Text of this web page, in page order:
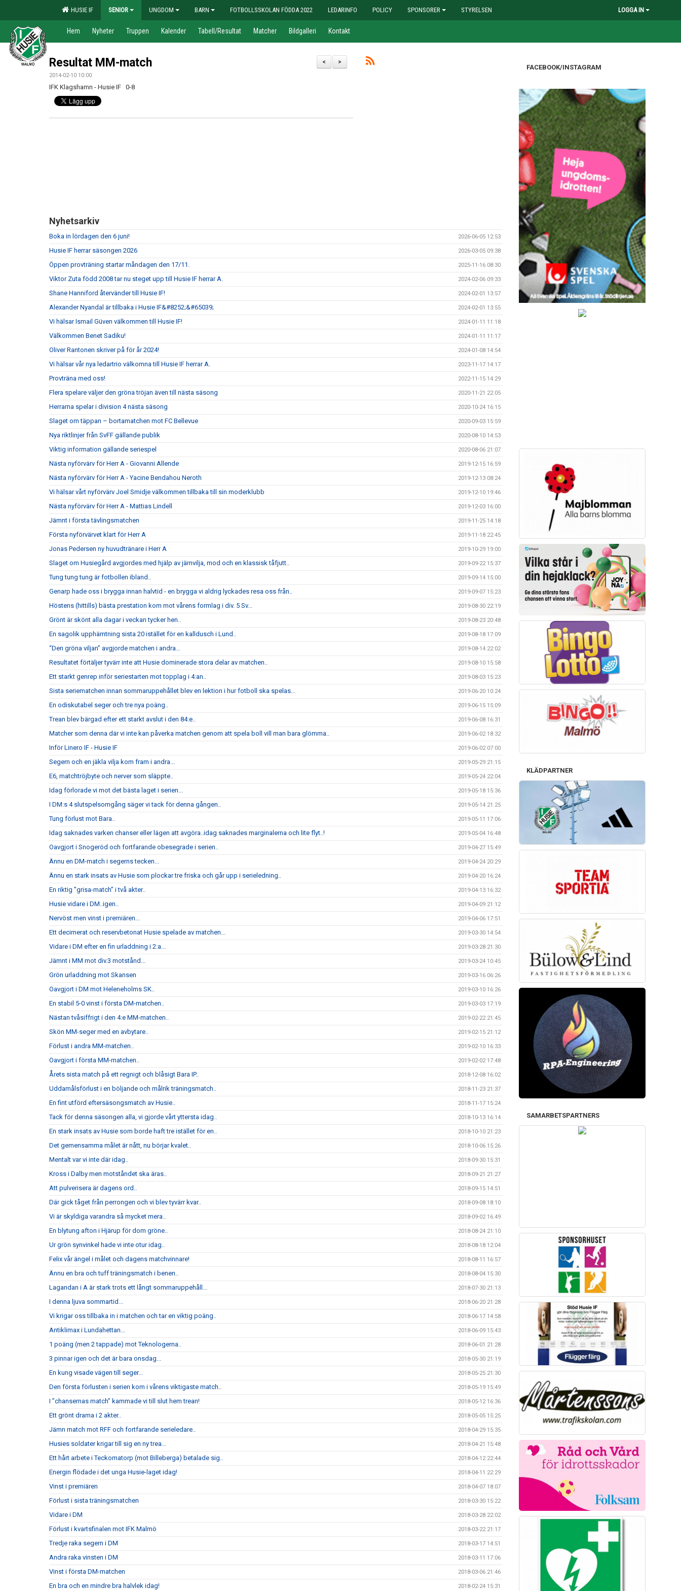
HUSIE IF SENIOR UNGDOM BARN FOTBOLLSSKOLAN FÖDDA 2022 LEDARINFO POLICY SPONSORER STYRELSEN LOGGA IN
Hem Nyheter Truppen Kalender Tabell/Resultat Matcher Bildgalleri Kontakt
>
<
Resultat MM-match
2014-02-10 10:00
IFK Klagshamn - Husie IF 0-8
Nyhetsarkiv
Boka in lördagen den 6 juni! 2026-06-05 12:53
Husie IF herrar säsongen 2026 2026-03-05 09:38
Öppen provträning startar måndagen den 17/11. 2025-11-16 08:30
Viktor Zuta född 2008 tar nu steget upp till Husie IF herrar A. 2024-02-06 09:33
Shane Hanniford återvänder till Husie IF! 2024-02-01 13:57
Alexander Nyandal är tillbaka i Husie IF&#8252;&#65039; 2024-02-01 13:55
Vi hälsar Ismail Güven välkommen till Husie IF! 2024-01-11 11:18
Välkommen Benet Sadiku! 2024-01-11 11:17
Oliver Rantonen skriver på för år 2024! 2024-01-08 14:54
Vi hälsar vår nya ledartrio välkomna till Husie IF herrar A. 2023-11-17 14:17
Provträna med oss! 2022-11-15 14:29
Flera spelare väljer den gröna tröjan även till nästa säsong 2020-11-21 22:05
Herrarna spelar i division 4 nästa säsong 2020-10-24 16:15
Slaget om täppan – bortamatchen mot FC Bellevue 2020-09-03 15:59
Nya riktlinjer från SvFF gällande publik 2020-08-10 14:53
Viktig information gällande seriespel 2020-08-06 21:07
Nästa nyförvärv för Herr A - Giovanni Allende 2019-12-15 16:59
Nästa nyförvärv för Herr A - Yacine Bendahou Neroth 2019-12-13 08:24
Vi hälsar vårt nyförvärv Joel Smidje välkommen tillbaka till sin moderklubb 2019-12-10 19:46
Nästa nyförvärv för Herr A - Mattias Lindell 2019-12-03 16:00
Jämnt i första tävlingsmatchen 2019-11-25 14:18
Första nyförvärvet klart för Herr A 2019-11-18 22:45
Jonas Pedersen ny huvudtränare i Herr A 2019-10-29 19:00
Slaget om Husiegård avgjordes med hjälp av järnvilja, mod och en klassisk tåfjutt.. 2019-09-22 15:37
Tung tung tung är fotbollen ibland.. 2019-09-14 15:00
Genarp hade oss i brygga innan halvtid - en brygga vi aldrig lyckades resa oss från.. 2019-09-07 15:23
Höstens (hittills) bästa prestation kom mot vårens formlag i div. 5 Sv... 2019-08-30 22:19
Grönt är skönt alla dagar i veckan tycker hen.. 2019-08-23 20:48
En sagolik upphämtning sista 20 istället för en kalldusch i Lund.. 2019-08-18 17:09
“Den gröna viljan” avgjorde matchen i andra... 2019-08-14 22:02
Resultatet förtäljer tyvärr inte att Husie dominerade stora delar av matchen.. 2019-08-10 15:58
Ett starkt genrep inför seriestarten mot topplag i 4:an.. 2019-08-03 15:23
Sista seriematchen innan sommaruppehållet blev en lektion i hur fotboll ska spelas... 2019-06-20 10:24
En odiskutabel seger och tre nya poäng.. 2019-06-15 15:09
Trean blev bärgad efter ett starkt avslut i den 84:e.. 2019-06-08 16:31
Matcher som denna där vi inte kan påverka matchen genom att spela boll vill man bara glömma.. 2019-06-02 18:32
Inför Linero IF - Husie IF 2019-06-02 07:00
Segern och en jäkla vilja kom fram i andra... 2019-05-29 21:15
E6, matchtröjbyte och nerver som släppte.. 2019-05-24 22:04
Idag förlorade vi mot det bästa laget i serien... 2019-05-18 15:36
I DM:s 4 slutspelsomgång säger vi tack för denna gången.. 2019-05-14 21:25
Tung förlust mot Bara.. 2019-05-11 17:06
Idag saknades varken chanser eller lägen att avgöra..idag saknades marginalerna och lite flyt..! 2019-05-04 16:48
Oavgjort i Snogeröd och fortfarande obesegrade i serien.. 2019-04-27 15:49
Ännu en DM-match i segerns tecken... 2019-04-24 20:29
Ännu en stark insats av Husie som plockar tre friska och går upp i serieledning.. 2019-04-20 16:24
En riktig ”grisa-match” i två akter.. 2019-04-13 16:32
Husie vidare i DM..igen.. 2019-04-09 21:12
Nervöst men vinst i premiären... 2019-04-06 17:51
Ett decimerat och reservbetonat Husie spelade av matchen... 2019-03-30 14:54
Vidare i DM efter en fin urladdning i 2:a... 2019-03-28 21:30
Jämnt i MM mot div.3 motstånd... 2019-03-24 10:45
Grön urladdning mot Skansen 2019-03-16 06:26
Oavgjort i DM mot Heleneholms SK.. 2019-03-10 16:26
En stabil 5-0 vinst i första DM-matchen.. 2019-03-03 17:19
Nästan tvåsiffrigt i den 4:e MM-matchen.. 2019-02-22 21:45
Skön MM-seger med en avbytare.. 2019-02-15 21:12
Förlust i andra MM-matchen.. 2019-02-10 16:33
Oavgjort i första MM-matchen.. 2019-02-02 17:48
Årets sista match på ett regnigt och blåsigt Bara IP.. 2018-12-08 16:02
Uddamålsförlust i en böljande och målrik träningsmatch.. 2018-11-23 21:37
En fint utförd eftersäsongsmatch av Husie.. 2018-11-17 15:24
Tack för denna säsongen alla, vi gjorde vårt yttersta idag.. 2018-10-13 16:14
En stark insats av Husie som borde haft tre istället för en.. 2018-10-10 21:23
Det gemensamma målet är nått, nu börjar kvalet.. 2018-10-06 15:26
Mentalt var vi inte där idag.. 2018-09-30 15:31
Kross i Dalby men motståndet ska äras.. 2018-09-21 21:27
Att pulverisera är dagens ord.. 2018-09-15 14:51
Där gick tåget från perrongen och vi blev tyvärr kvar.. 2018-09-08 18:10
Vi är skyldiga varandra så mycket mera.. 2018-09-02 16:49
En blytung afton i Hjärup för dom gröne.. 2018-08-24 21:10
Ur grön synvinkel hade vi inte otur idag.. 2018-08-18 12:04
Felix vår ängel i målet och dagens matchvinnare! 2018-08-11 16:57
Ännu en bra och tuff träningsmatch i benen.. 2018-08-04 15:30
Lagandan i A är stark trots ett långt sommaruppehåll... 2018-07-30 21:13
I denna ljuva sommartid... 2018-06-20 21:28
Vi krigar oss tillbaka in i matchen och tar en viktig poäng.. 2018-06-17 14:58
Antiklimax i Lundahettan... 2018-06-09 15:43
1 poäng (men 2 tappade) mot Teknologerna.. 2018-06-01 21:28
3 pinnar igen och det är bara onsdag... 2018-05-30 21:19
En kung visade vägen till seger... 2018-05-25 21:30
Den första förlusten i serien kom i vårens viktigaste match.. 2018-05-19 15:49
I ”chansernas match” kammade vi till slut hem trean! 2018-05-12 16:36
Ett grönt drama i 2 akter.. 2018-05-05 15:25
Jämn match mot RFF och fortfarande serieledare.. 2018-04-29 15:35
Husies soldater krigar till sig en ny trea... 2018-04-21 15:48
Ett hårt arbete i Teckomatorp (mot Billeberga) betalade sig.. 2018-04-12 22:44
Energin flödade i det unga Husie-laget idag! 2018-04-11 22:29
Vinst i premiären 2018-04-07 18:07
Förlust i sista träningsmatchen 2018-03-30 15:22
Vidare i DM 2018-03-28 22:02
Förlust i kvartsfinalen mot IFK Malmö 2018-03-22 21:17
Tredje raka segern i DM 2018-03-17 14:51
Andra raka vinsten i DM 2018-03-11 17:06
Vinst i första DM-matchen 2018-03-06 21:46
En bra och en mindre bra halvlek idag! 2018-02-24 15:31
FACEBOOK/INSTAGRAM
KLÄDPARTNER
SAMARBETSPARTNERS